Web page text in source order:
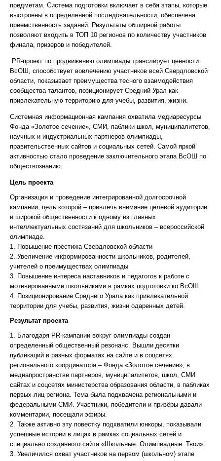
предметам. Система подготовки включает в себя этапы, которые
выстроены в определенной последовательности, обеспечена
преемственность заданий. Результаты обширной работы
позволяют входить в ТОП 10 регионов по количеству участников
финала, призеров и победителей.
PR-проект по продвижению олимпиады транслирует ценности
ВсОШ, способствует вовлечению участников всей Свердловской
области, показывает преимущества тесного взаимодействия
сообщества талантов, позиционирует Средний Урал как
привлекательную территорию для учебы, развития, жизни.
Системная информационная кампания охватила медиаресурсы
Фонда «Золотое сечение», СМИ, паблики школ, муниципалитетов,
научных и индустриальных партнеров олимпиады,
правительственных сайтов и социальных сетей. Самой яркой
активностью стало проведение заключительного этапа ВсОШ по
обществознанию.
Цель проекта
Организация и проведение интегрированной долгосрочной
кампании, цель которой – привлечь внимание целевой аудитории
и широкой общественности к одному из главных
интеллектуальных состязаний для школьников – всероссийской
олимпиаде.
1. Повышение престижа Свердловской области
2. Увеличение информированности школьников, родителей,
учителей о преимуществах олимпиады
3. Повышение интереса наставников и педагогов к работе с
мотивированными школьниками в рамках подготовки ко ВсОШ
4. Позиционирование Среднего Урала как привлекательной
территории для учебы, развития, жизни одаренных детей.
Результат проекта
1. Благодаря PR-кампании вокруг олимпиады создан
определенный общественный резонанс. Вышли десятки
публикаций в разных форматах на сайте и в соцсетях
регионального координатора – Фонда «Золотое сечение», в
медиапространстве партнеров, муниципалитетов, школ, СМИ
сайтах и соцсетях министерства образования области, в пабликах
первых лиц региона. Тема была подхвачена региональными и
федеральными СМИ. Участники, победители и призёры давали
комментарии, посещали эфиры.
2. Также активно эту повестку подхватили юнкоры, показывали
успешные истории в лицах в рамках социальных сетей и
специально созданного сайта «Школьные. Олимпиадные. Твои»
3. Увеличился охват участников на первом (школьном) этапе